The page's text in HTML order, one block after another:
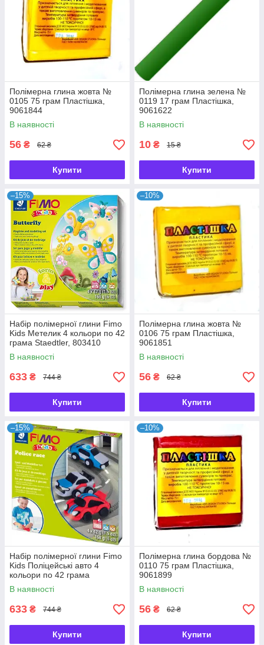
Полімерна глина жовта №
0105 75 грам Пластішка,
9061844
В наявності
56 ₴ 62 ₴
Купити
Полімерна глина зелена №
0119 17 грам Пластішка,
9061622
В наявності
10 ₴ 15 ₴
Купити
–15%
Набір полімерної глини Fimo
Kids Метелик 4 кольори по 42
грама Staedtler, 803410
В наявності
633 ₴ 744 ₴
Купити
–10%
Полімерна глина жовта №
0106 75 грам Пластішка,
9061851
В наявності
56 ₴ 62 ₴
Купити
–15%
Набір полімерної глини Fimo
Kids Поліцейські авто 4
кольори по 42 грама
Staedtler, 803429
В наявності
633 ₴ 744 ₴
Купити
–10%
Полімерна глина бордова №
0110 75 грам Пластішка,
9061899
В наявності
56 ₴ 62 ₴
Купити